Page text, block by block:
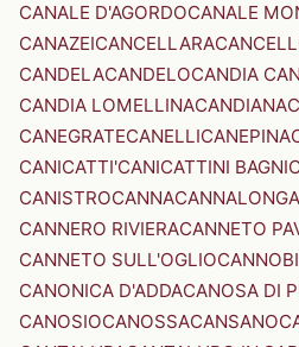
CANALE D'AGORDOCANALE
CANAZEICANCELLARA
CANDELACANDELOCANDIA
CANDIA LOMELLINACANDIANA
CANEGRATECANELLICANEPINA
CANICATTI'CANICATTINI BAGNI
CANISTROCANNACANNALONGA
CANNERO RIVIERACANNETO
CANNETO SULL'OGLIO
CANONICA D'ADDACANOSA DI
CANOSIOCANOSSACANSANO